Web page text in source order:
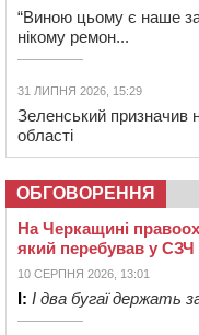
“Виною цьому є наше
нікому ремон...
31 ЛИПНЯ 2026, 15:29
Зеленський призначив
області
ОБГОВОРЕННЯ
На Черкащині
який перебував у СЗЧ
10 СЕРПНЯ 2026, 13:01
І: І два бугаї держать